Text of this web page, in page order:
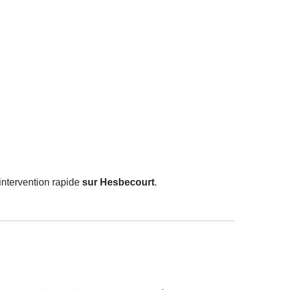
rapide sur Hesbecourt.